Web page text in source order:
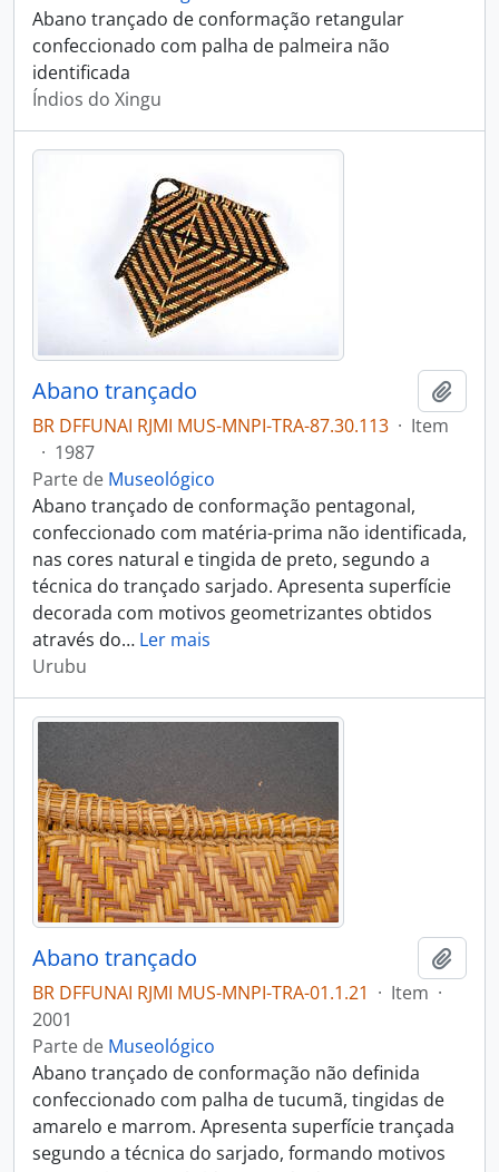
Abano trançado de conformação retangular
confeccionado com palha de palmeira não
identificada
Índios do Xingu
Abano trançado
BR DFFUNAI RJMI MUS-MNPI-TRA-87.30.113 · Item
· 1987
Parte de Museológico
Abano trançado de conformação pentagonal,
confeccionado com matéria-prima não identificada,
nas cores natural e tingida de preto, segundo a
técnica do trançado sarjado. Apresenta superfície
decorada com motivos geometrizantes obtidos
através do… Ler mais
Urubu
Abano trançado
BR DFFUNAI RJMI MUS-MNPI-TRA-01.1.21 · Item ·
2001
Parte de Museológico
Abano trançado de conformação não definida
confeccionado com palha de tucumã, tingidas de
amarelo e marrom. Apresenta superfície trançada
segundo a técnica do sarjado, formando motivos